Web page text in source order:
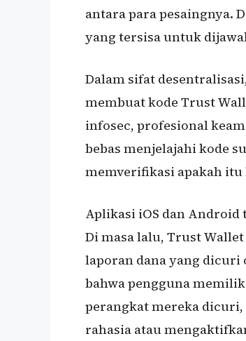
antara para pesaingnya.
yang tersisa untuk
Dalam sifat
membuat kode Trust
infosec, profesional
bebas menjelajahi kode
memverifikasi apakah itu
Aplikasi iOS dan
Di masa lalu, Trust
laporan dana yang
bahwa pengguna
perangkat mereka
rahasia atau